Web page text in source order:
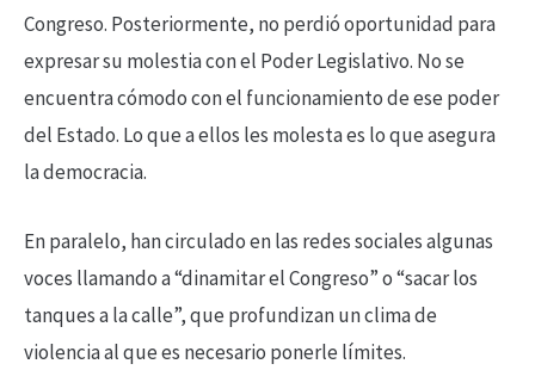
Congreso. Posteriormente, no perdió oportunidad para
expresar su molestia con el Poder Legislativo. No se
encuentra cómodo con el funcionamiento de ese poder
del Estado. Lo que a ellos les molesta es lo que asegura
la democracia.
En paralelo, han circulado en las redes sociales algunas
voces llamando a “dinamitar el Congreso” o “sacar los
tanques a la calle”, que profundizan un clima de
violencia al que es necesario ponerle límites.